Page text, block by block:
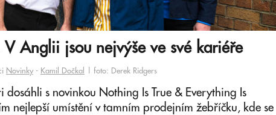
Anglii jsou nejvýše ve své kariéře
Novinky - Kamil Dočkal | foto: Derek Ridgers
dosáhli s novinkou Nothing Is True & Everything Is
nejlepší umístění v tamním prodejním žebříčku, kde se